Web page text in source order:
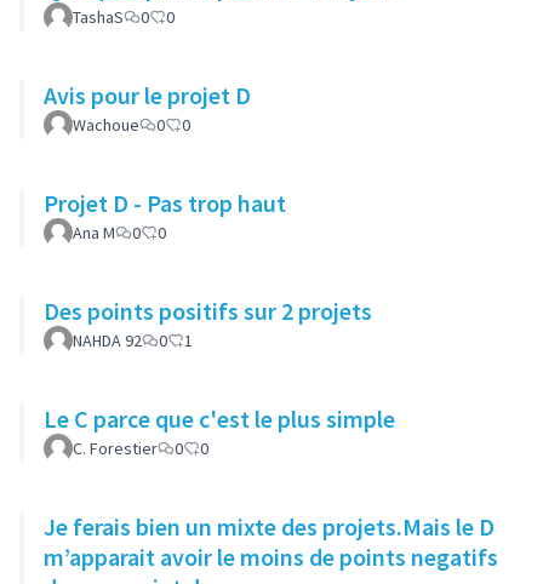
TashaS 0 0
Avis pour le projet D
Wachoue 0 0
Projet D - Pas trop haut
Ana M 0 0
Des points positifs sur 2 projets
NAHDA 92 0 1
Le C parce que c'est le plus simple
C. Forestier 0 0
Je ferais bien un mixte des projets.Mais le D
m’apparait avoir le moins de points negatifs